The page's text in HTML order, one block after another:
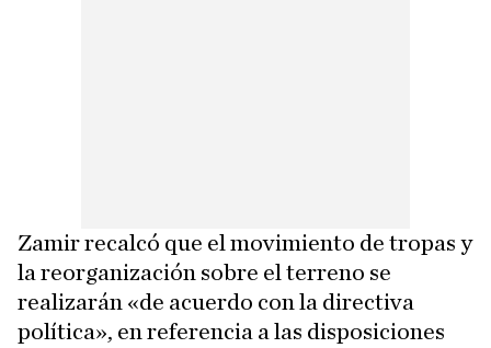
Zamir recalcó que el movimiento de tropas y
la reorganización sobre el terreno se
realizarán «de acuerdo con la directiva
política», en referencia a las disposiciones